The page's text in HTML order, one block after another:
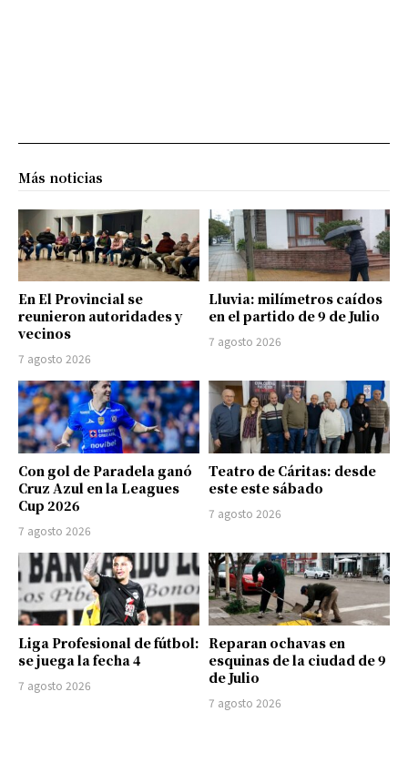
Más noticias
En El Provincial se
reunieron autoridades y
vecinos
7 agosto 2026
Lluvia: milímetros caídos
en el partido de 9 de Julio
7 agosto 2026
Con gol de Paradela ganó
Cruz Azul en la Leagues
Cup 2026
7 agosto 2026
Teatro de Cáritas: desde
este este sábado
7 agosto 2026
Liga Profesional de fútbol:
se juega la fecha 4
7 agosto 2026
Reparan ochavas en
esquinas de la ciudad de 9
de Julio
7 agosto 2026